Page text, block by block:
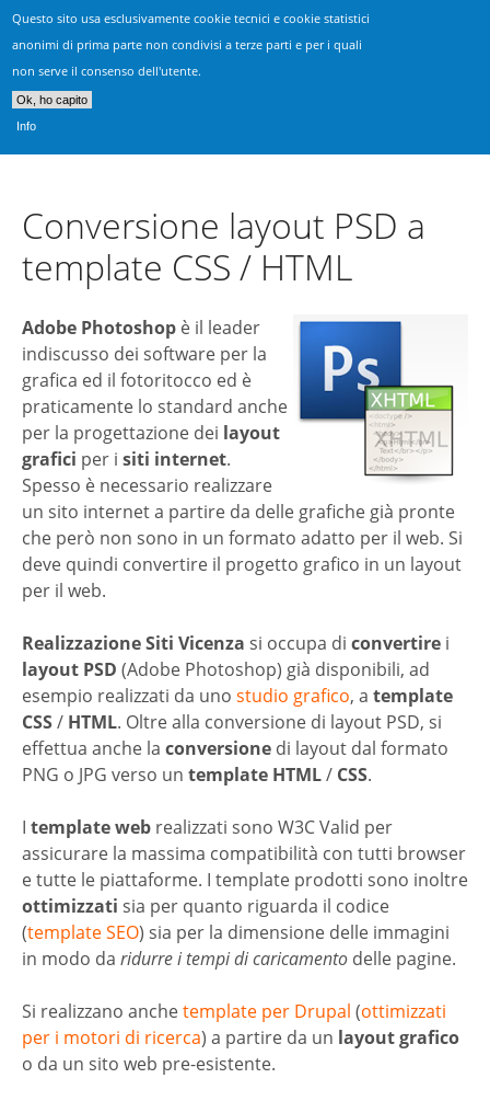
Questo sito usa esclusivamente cookie tecnici e cookie statistici
anonimi di prima parte non condivisi a terze parti e per i quali
non serve il consenso dell'utente.
Ok, ho capito
Info
Realizzazione Siti Vicenza
Consulenza, progettazione & sviluppo siti web
Conversione layout PSD a
template CSS / HTML
Adobe Photoshop è il leader
indiscusso dei software per la
grafica ed il fotoritocco ed è
praticamente lo standard anche
per la progettazione dei layout
grafici per i siti internet.
Spesso è necessario realizzare
un sito internet a partire da delle grafiche già pronte
che però non sono in un formato adatto per il web. Si
deve quindi convertire il progetto grafico in un layout
per il web.
Realizzazione Siti Vicenza si occupa di convertire i
layout PSD (Adobe Photoshop) già disponibili, ad
esempio realizzati da uno studio grafico, a template
CSS/ HTML. Oltre alla conversione di layout PSD, si
effettua anche la conversione di layout dal formato
PNG o JPG verso un template HTML/ CSS.
I template web realizzati sono W3C Valid per
assicurare la massima compatibilità con tutti browser
e tutte le piattaforme. I template prodotti sono inoltre
ottimizzati sia per quanto riguarda il codice
(template SEO) sia per la dimensione delle immagini
in modo da ridurre i tempi di caricamento delle pagine.
Si realizzano anchetemplate per Drupal (ottimizzati
per i motori di ricerca) a partire da un layout grafico
o da un sito web pre-esistente.